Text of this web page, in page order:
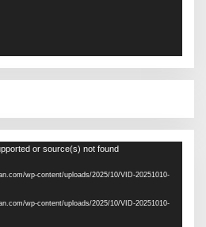
or source(s) not found
wp-content/uploads/2025/10/VID-20251010-
wp-content/uploads/2025/10/VID-20251010-